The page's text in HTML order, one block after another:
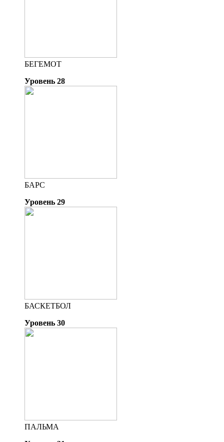
БЕГЕМОТ
Уровень 28
БАРС
Уровень 29
БАСКЕТБОЛ
Уровень 30
ПАЛЬМА